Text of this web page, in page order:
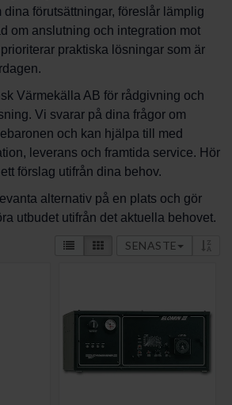
dina förutsättningar, föreslår lämplig
om anslutning och integration mot
praktiska lösningar som är
Värmekälla AB för rådgivning och
Vi svarar på dina frågor om
och kan hjälpa till med
leverans och framtida service. Hör
förslag utifrån dina behov.
alternativ på en plats och gör
utbudet utifrån det aktuella behovet.
SENASTE